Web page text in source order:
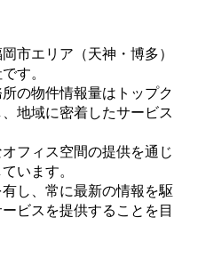
市エリア（天神・博多）
す。
の物件情報量はトップク
地域に密着したサービス
フィス空間の提供を通じ
います。
し、常に最新の情報を駆
ビスを提供することを目